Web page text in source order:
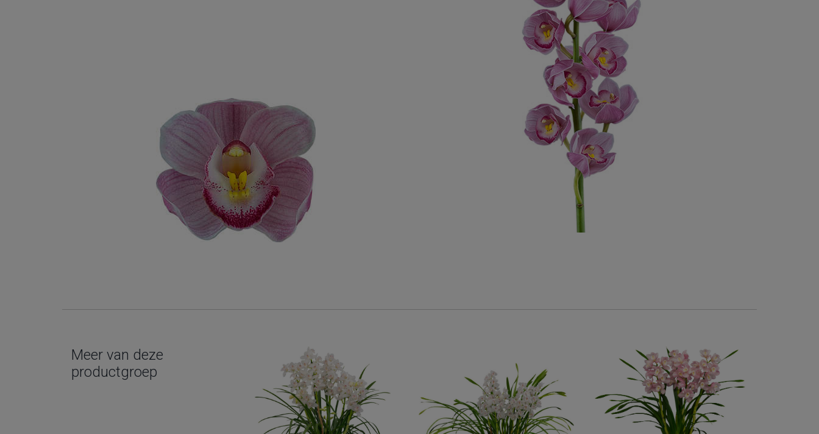
Meer van deze
productgroep